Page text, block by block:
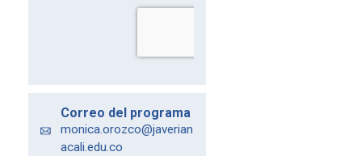
Correo del programa
monica.orozco@javerian
acali.edu.co